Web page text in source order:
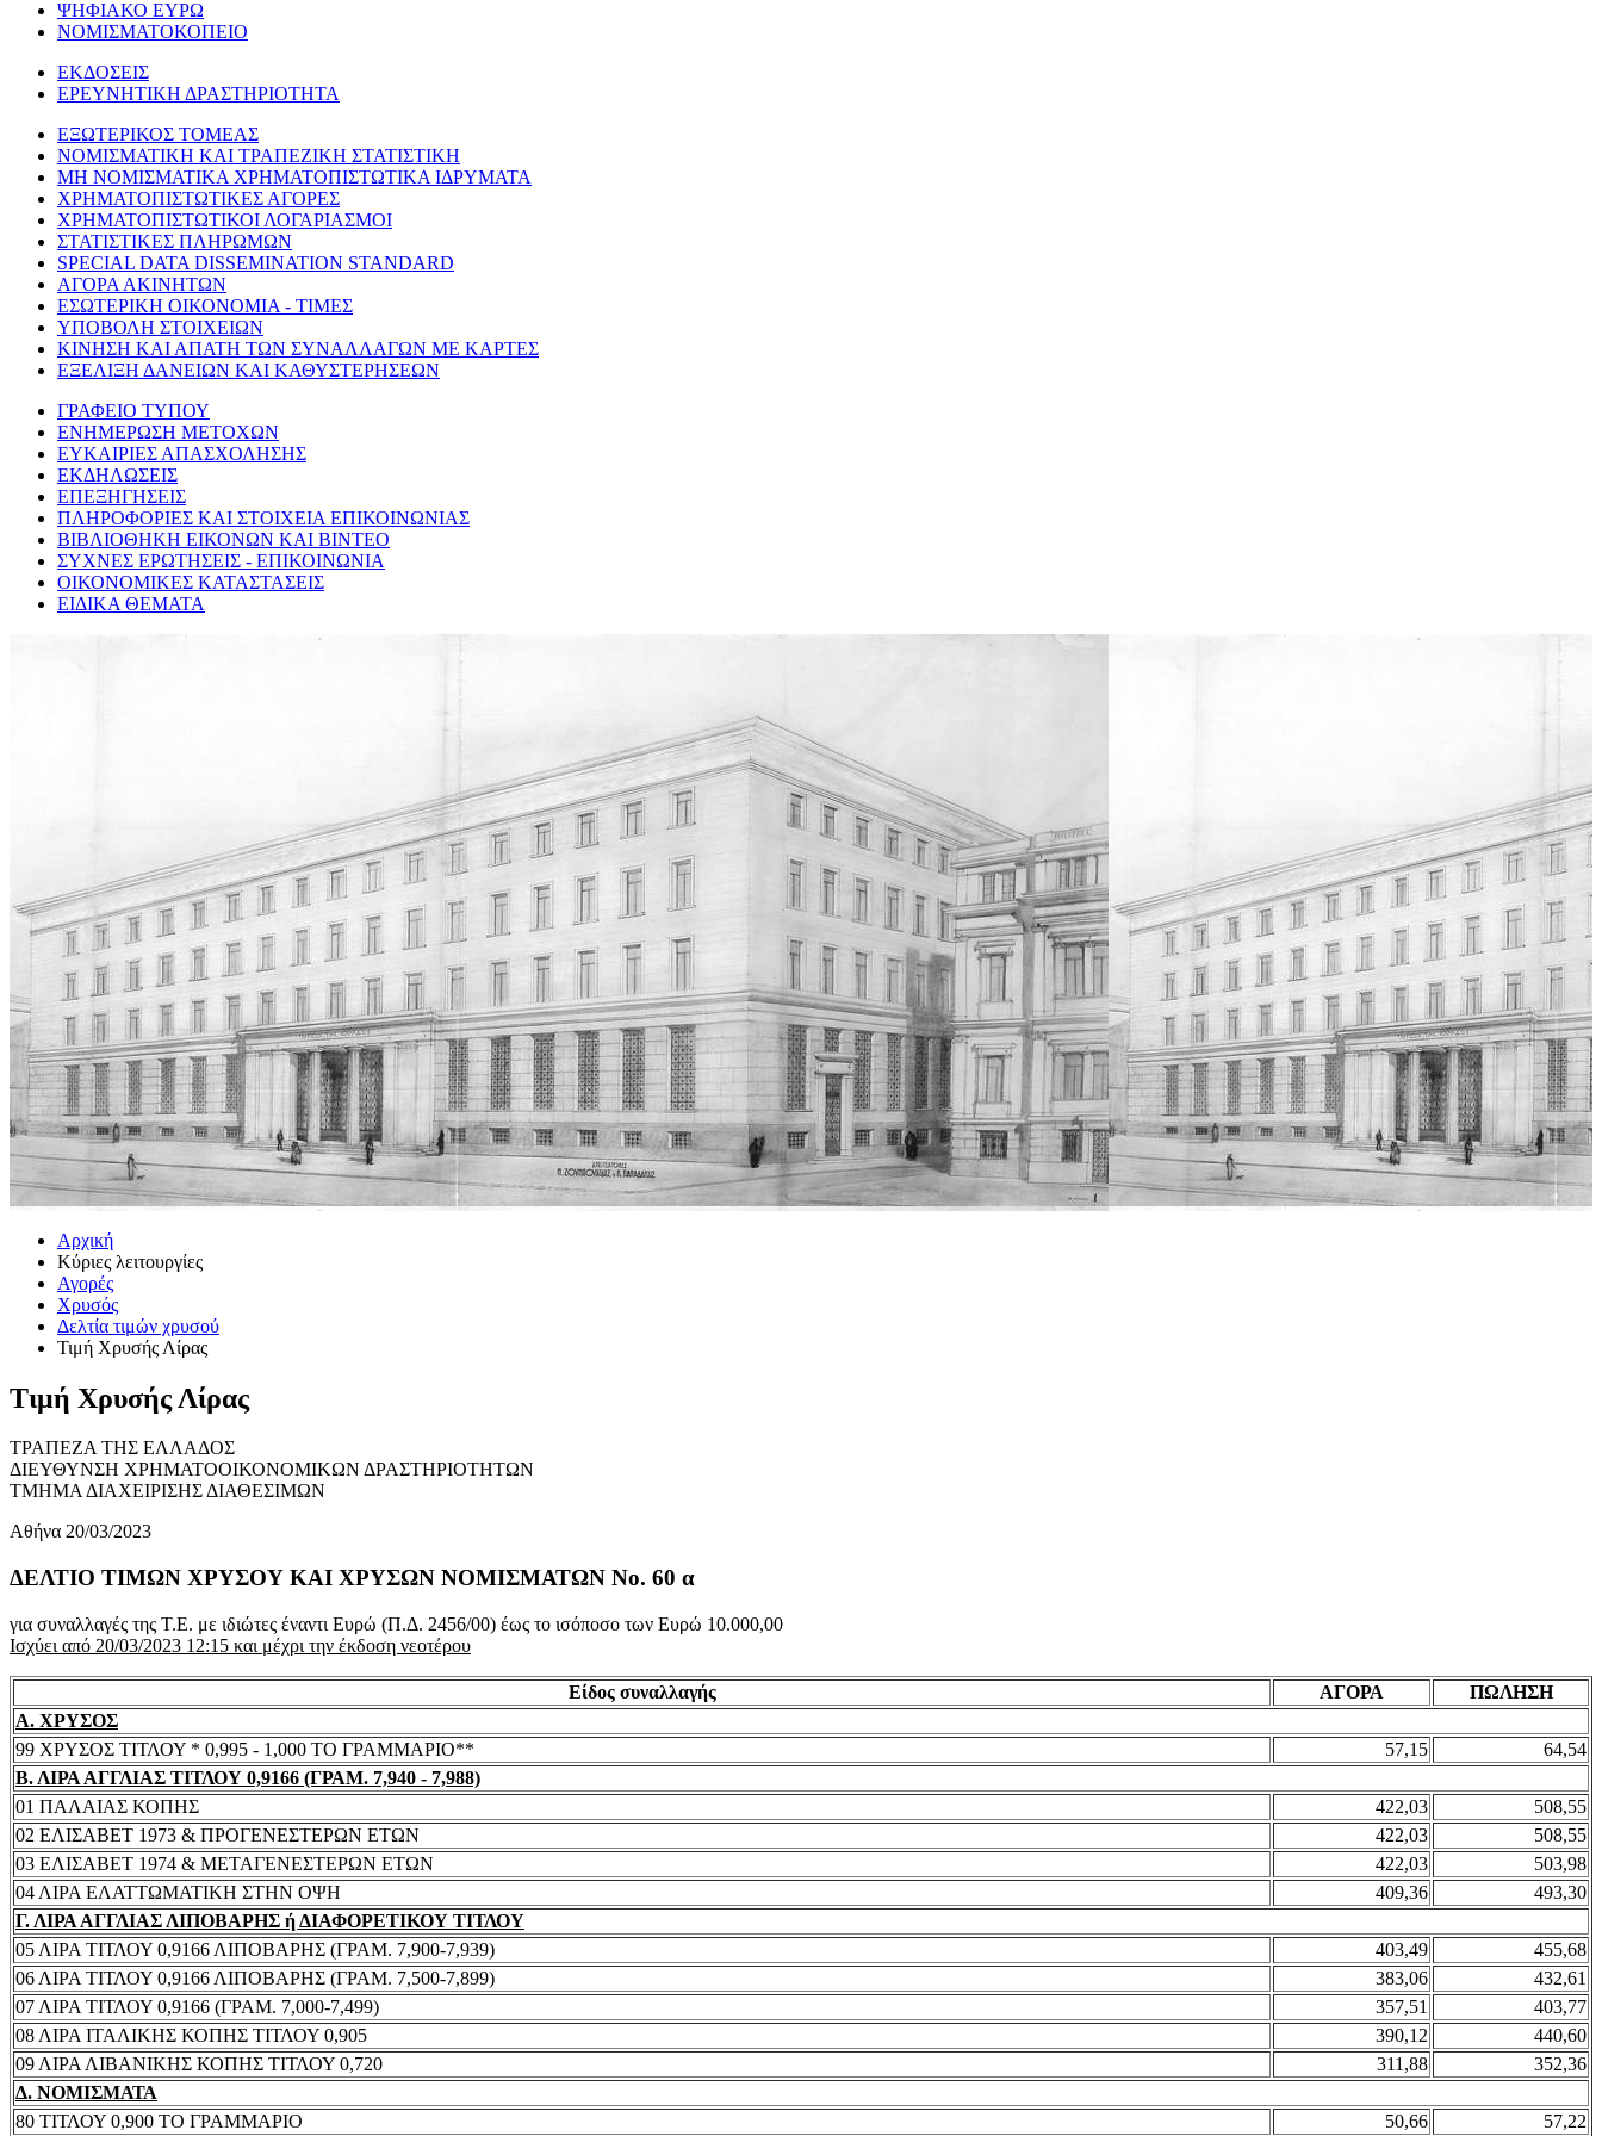
ΨΗΦΙΑΚΟ ΕΥΡΩ
ΝΟΜΙΣΜΑΤΟΚΟΠΕΙΟ
ΕΚΔΟΣΕΙΣ
ΕΡΕΥΝΗΤΙΚΗ ΔΡΑΣΤΗΡΙΟΤΗΤΑ
ΕΞΩΤΕΡΙΚΟΣ ΤΟΜΕΑΣ
ΝΟΜΙΣΜΑΤΙΚΗ ΚΑΙ ΤΡΑΠΕΖΙΚΗ ΣΤΑΤΙΣΤΙΚΗ
ΜΗ ΝΟΜΙΣΜΑΤΙΚΑ ΧΡΗΜΑΤΟΠΙΣΤΩΤΙΚΑ ΙΔΡΥΜΑΤΑ
ΧΡΗΜΑΤΟΠΙΣΤΩΤΙΚΕΣ ΑΓΟΡΕΣ
ΧΡΗΜΑΤΟΠΙΣΤΩΤΙΚΟΙ ΛΟΓΑΡΙΑΣΜΟΙ
ΣΤΑΤΙΣΤΙΚΕΣ ΠΛΗΡΩΜΩΝ
SPECIAL DATA DISSEMINATION STANDARD
ΑΓΟΡΑ ΑΚΙΝΗΤΩΝ
ΕΣΩΤΕΡΙΚΗ ΟΙΚΟΝΟΜΙΑ - ΤΙΜΕΣ
ΥΠΟΒΟΛΗ ΣΤΟΙΧΕΙΩΝ
ΚΙΝΗΣΗ ΚΑΙ ΑΠΑΤΗ ΤΩΝ ΣΥΝΑΛΛΑΓΩΝ ΜΕ ΚΑΡΤΕΣ
ΕΞΕΛΙΞΗ ΔΑΝΕΙΩΝ ΚΑΙ ΚΑΘΥΣΤΕΡΗΣΕΩΝ
ΓΡΑΦΕΙΟ ΤΥΠΟΥ
ΕΝΗΜΕΡΩΣΗ ΜΕΤΟΧΩΝ
ΕΥΚΑΙΡΙΕΣ ΑΠΑΣΧΟΛΗΣΗΣ
ΕΚΔΗΛΩΣΕΙΣ
ΕΠΕΞΗΓΗΣΕΙΣ
ΠΛΗΡΟΦΟΡΙΕΣ ΚΑΙ ΣΤΟΙΧΕΙΑ ΕΠΙΚΟΙΝΩΝΙΑΣ
ΒΙΒΛΙΟΘΗΚΗ ΕΙΚΟΝΩΝ ΚΑΙ ΒΙΝΤΕΟ
ΣΥΧΝΕΣ ΕΡΩΤΗΣΕΙΣ - ΕΠΙΚΟΙΝΩΝΙΑ
ΟΙΚΟΝΟΜΙΚΕΣ ΚΑΤΑΣΤΑΣΕΙΣ
ΕΙΔΙΚΑ ΘΕΜΑΤΑ
Αρχική
Κύριες λειτουργίες
Αγορές
Χρυσός
Δελτία τιμών χρυσού
Τιμή Χρυσής Λίρας
Τιμή Χρυσής Λίρας
ΤΡΑΠΕΖΑ ΤΗΣ ΕΛΛΑΔΟΣ
ΔΙΕΥΘΥΝΣΗ ΧΡΗΜΑΤΟΟΙΚΟΝΟΜΙΚΩΝ ΔΡΑΣΤΗΡΙΟΤΗΤΩΝ
ΤΜΗΜΑ ΔΙΑΧΕΙΡΙΣΗΣ ΔΙΑΘΕΣΙΜΩΝ
Αθήνα 20/03/2023
ΔΕΛΤΙΟ ΤΙΜΩΝ ΧΡΥΣΟΥ ΚΑΙ ΧΡΥΣΩΝ ΝΟΜΙΣΜΑΤΩΝ No. 60 α
για συναλλαγές της Τ.Ε. με ιδιώτες έναντι Ευρώ (Π.Δ. 2456/00) έως το ισόποσο των Ευρώ 10.000,00
Ισχύει από 20/03/2023 12:15 και μέχρι την έκδοση νεοτέρου
Είδος συναλλαγής ΑΓΟΡΑ
ΠΩΛΗΣΗ
Α. ΧΡΥΣΟΣ
99 ΧΡΥΣΟΣ ΤΙΤΛΟΥ * 0,995 - 1,000 ΤΟ ΓΡΑΜΜΑΡΙΟ**
57,15
64,54
Β. ΛΙΡΑ ΑΓΓΛΙΑΣ ΤΙΤΛΟΥ 0,9166 (ΓΡΑΜ. 7,940 - 7,988)
01 ΠΑΛΑΙΑΣ ΚΟΠΗΣ
422,03
508,55
02 ΕΛΙΣΑΒΕΤ 1973 & ΠΡΟΓΕΝΕΣΤΕΡΩΝ ΕΤΩΝ
422,03
508,55
03 ΕΛΙΣΑΒΕΤ 1974 & ΜΕΤΑΓΕΝΕΣΤΕΡΩΝ ΕΤΩΝ
422,03
503,98
04 ΛΙΡΑ ΕΛΑΤΤΩΜΑΤΙΚΗ ΣΤΗΝ ΟΨΗ
409,36
493,30
Γ. ΛΙΡΑ ΑΓΓΛΙΑΣ ΛΙΠΟΒΑΡΗΣ ή ΔΙΑΦΟΡΕΤΙΚΟΥ ΤΙΤΛΟΥ
05 ΛΙΡΑ ΤΙΤΛΟΥ 0,9166 ΛΙΠΟΒΑΡΗΣ (ΓΡΑΜ. 7,900-7,939)
403,49
455,68
06 ΛΙΡΑ ΤΙΤΛΟΥ 0,9166 ΛΙΠΟΒΑΡΗΣ (ΓΡΑΜ. 7,500-7,899)
383,06
432,61
07 ΛΙΡΑ ΤΙΤΛΟΥ 0,9166 (ΓΡΑΜ. 7,000-7,499)
357,51
403,77
08 ΛΙΡΑ ΙΤΑΛΙΚΗΣ ΚΟΠΗΣ ΤΙΤΛΟΥ 0,905
390,12
440,60
09 ΛΙΡΑ ΛΙΒΑΝΙΚΗΣ ΚΟΠΗΣ ΤΙΤΛΟΥ 0,720
311,88
352,36
Δ. ΝΟΜΙΣΜΑΤΑ
80 ΤΙΤΛΟΥ 0,900 ΤΟ ΓΡΑΜΜΑΡΙΟ
50,66 57,22